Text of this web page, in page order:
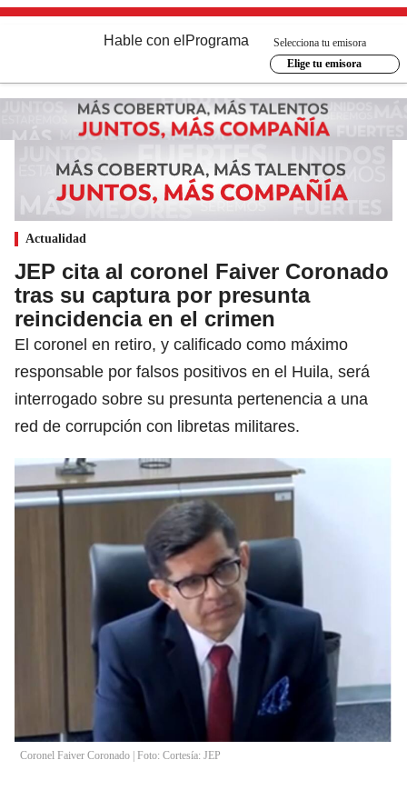
Hable con el Programa
Selecciona tu emisora
Elige tu emisora
Actualidad
JEP cita al coronel Faiver Coronado
tras su captura por presunta
reincidencia en el crimen
El coronel en retiro, y calificado como máximo
responsable por falsos positivos en el Huila, será
interrogado sobre su presunta pertenencia a una
red de corrupción con libretas militares.
Coronel Faiver Coronado | Foto: Cortesía: JEP